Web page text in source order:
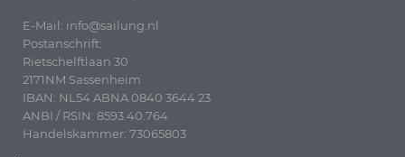
E-Mail: info@sailung.nl
Postanschrift:
Rietschelftlaan 30
2171NM Sassenheim
IBAN: NL54 ABNA 0840 3644 23
ANBI / RSIN: 8593.40.764
Handelskammer: 73065803